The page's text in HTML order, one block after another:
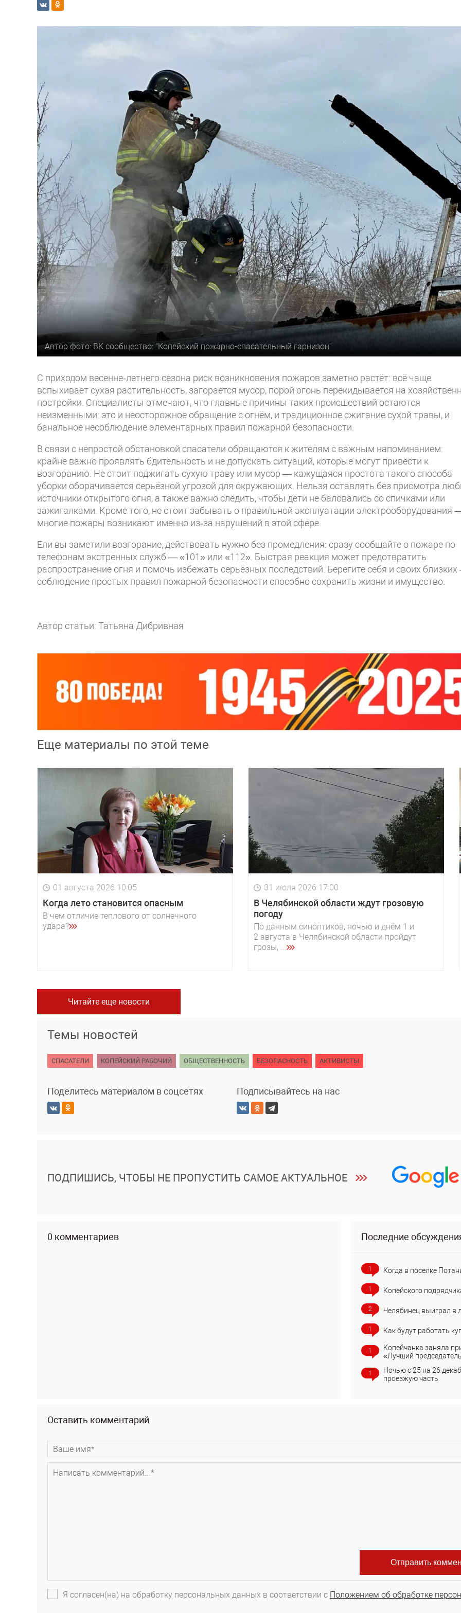
Автор фото: ВК сообщество: "Копейский пожарно-спасательный гарнизон"
С приходом весенне‑летнего сезона риск возникновения пожаров заметно растёт: всё чаще
вспыхивает сухая растительность, загорается мусор, порой огонь перекидывается на
постройки. Специалисты отмечают, что главные причины таких происшествий остаются
неизменными: это и неосторожное обращение с огнём, и традиционное сжигание сухой травы, и
банальное несоблюдение элементарных правил пожарной безопасности.
В связи с непростой обстановкой спасатели обращаются к жителям с важным напоминанием:
крайне важно проявлять бдительность и не допускать ситуаций, которые могут привести к
возгоранию. Не стоит поджигать сухую траву или мусор — кажущаяся простота такого способа
уборки оборачивается серьёзной угрозой для окружающих. Нельзя оставлять без присмотра
источники открытого огня, а также важно следить, чтобы дети не баловались со спичками или
зажигалками. Кроме того, не стоит забывать о правильной эксплуатации электрооборудования
многие пожары возникают именно из‑за нарушений в этой сфере.
Ели вы заметили возгорание, действовать нужно без промедления: сразу сообщайте о пожаре по
телефонам экстренных служб — «101» или «112». Быстрая реакция может предотвратить
распространение огня и помочь избежать серьёзных последствий. Берегите себя и своих
соблюдение простых правил пожарной безопасности способно сохранить жизни и имущество.
Автор статьи: Татьяна Дибривная
Еще материалы по этой теме
01 августа 2026 10:05
Когда лето становится опасным
В чем отличие теплового от солнечного
удара?
31 июля 2026 17:00
В Челябинской области ждут грозовую
погоду
По данным синоптиков, ночью и днём 1 и
2 августа в Челябинской области пройдут
грозы, ...
Читайте еще новости
Темы новостей
СПАСАТЕЛИ КОПЕЙСКИЙ РАБОЧИЙ ОБЩЕСТВЕННОСТЬ БЕЗОПАСНОСТЬ АКТИВИСТЫ
Поделитесь материалом в соцсетях Подписывайтесь на нас
ПОДПИШИСЬ, ЧТОБЫ НЕ ПРОПУСТИТЬ САМОЕ АКТУАЛЬНОЕ
0 комментариев Последние
1 Когда в поселке
1 Копейского
2 Челябинец выиграл в
1 Как будут работать
1
Копейчанка заняла
«Лучший
1
Ночью с 25 на 26
проезжую часть
Оставить комментарий
Я согласен(на) на обработку персональных данных в соответствии с Положением об обработке